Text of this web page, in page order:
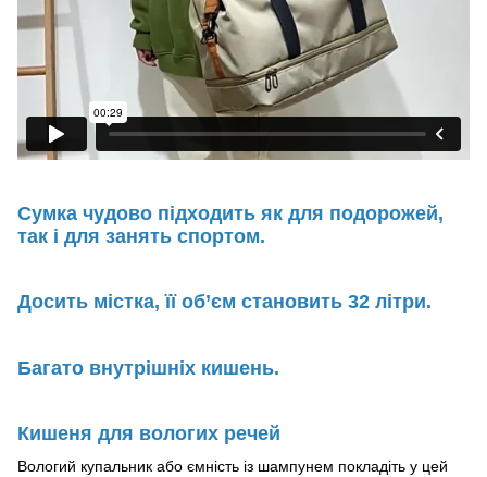
Сумка чудово підходить як для подорожей,
так і для занять спортом.
Досить містка, її об’єм становить 32 літри.
Багато внутрішніх кишень.
Кишеня для вологих речей
Вологий купальник або ємність із шампунем покладіть у цей